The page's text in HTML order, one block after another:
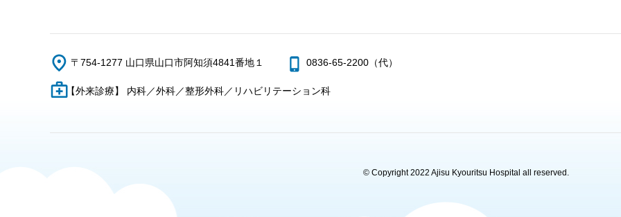
〒754-1277 山口県山口市阿知須4841番地１ 0836-65-2200（代）
【外来診療】 内科／外科／整形外科／リハビリテーション科
© Copyright 2022 Ajisu Kyouritsu Hospital all reserved.